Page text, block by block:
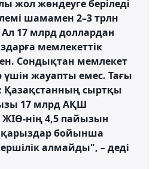
жол жөндеуге беріледі
шамамен 2–3 трлн
17 млрд доллардан
мемлекеттік
Сондықтан мемлекет
үшін жауапты емес. Тағы
сыртқы
17 млрд АҚШ
нің 4,5 пайызын
бойынша
алмайды", – деді